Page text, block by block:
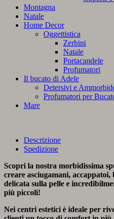
Montagna
Natale
Home Decor
Oggettistica
Zerbini
Natale
Portacandele
Profumatori
Il bucato di Adele
Detersivi e
Profumatori per
Mare
Descrizione
Spedizione
Scopri la nostra morbidissima
creare asciugamani,
delicata sulla pelle e
più piccoli!
Nei centri estetici è ideale per